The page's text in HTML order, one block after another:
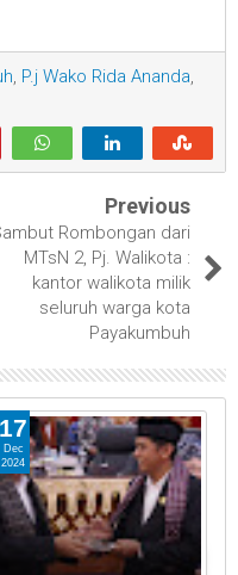
P.j Wako Rida Ananda
Previous
Rombongan dari
MTsN 2, Pj. Walikota :
kantor walikota milik
seluruh warga kota
Payakumbuh
17
Dec
2024